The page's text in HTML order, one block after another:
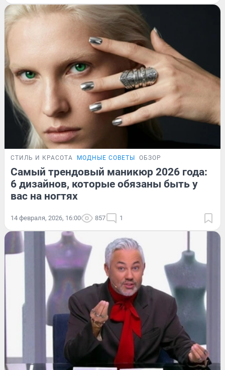
СТИЛЬ И КРАСОТА МОДНЫЕ СОВЕТЫ ОБЗОР
Самый трендовый маникюр 2026 года:
6 дизайнов, которые обязаны быть у
вас на ногтях
14 февраля, 2026, 16:00 857 1